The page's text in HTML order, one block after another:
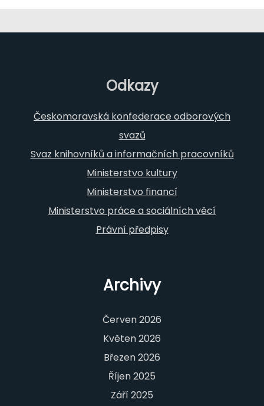
Odkazy
Českomoravská konfederace odborových
svazů
Svaz knihovníků a informačních pracovníků
Ministerstvo kultury
Ministerstvo financí
Ministerstvo práce a sociálních věcí
Právní předpisy
Archivy
Červen 2026
Květen 2026
Březen 2026
Říjen 2025
Září 2025